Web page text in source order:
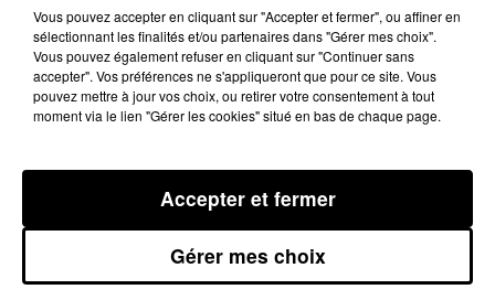
12 janvier 2024 - 1 min 14 sec
L'AGENDA DE L'HÉRAULT DU 12/01/2024 À
16H37
L'AGENDA DE L'HERAULT
Vous pouvez accepter en cliquant sur "Accepter et fermer", ou affiner en
sélectionnant les finalités et/ou partenaires dans "Gérer mes choix".
Vous pouvez également refuser en cliquant sur "Continuer sans
accepter". Vos préférences ne s'appliqueront que pour ce site. Vous
pouvez mettre à jour vos choix, ou retirer votre consentement à tout
moment via le lien "Gérer les cookies" situé en bas de chaque page.
Gérer mes choix
Accepter et fermer